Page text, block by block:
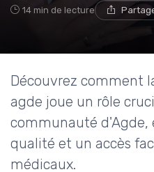
14 min de lecture
Découvrez comment
agde joue un rôle
communauté d'Agde,
qualité et un accès
médicaux.